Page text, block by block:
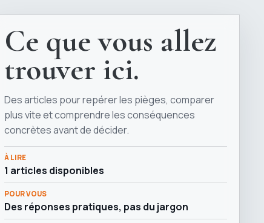
Ce que vous allez
trouver ici.
Des articles pour repérer les pièges, comparer
plus vite et comprendre les conséquences
concrètes avant de décider.
À LIRE
1 articles disponibles
POUR VOUS
Des réponses pratiques, pas du jargon